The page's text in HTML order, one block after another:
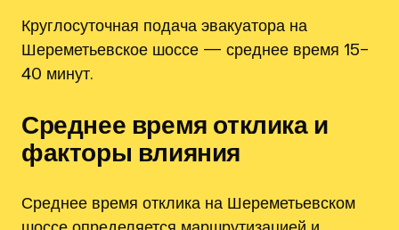
Круглосуточная подача эвакуатора на
Шереметьевское шоссе — среднее время 15–
40 минут.
Среднее время отклика и
факторы влияния
Среднее время отклика на Шереметьевском